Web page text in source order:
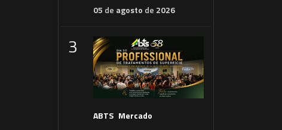
05 de agosto de 2026
3
ABTS Mercado